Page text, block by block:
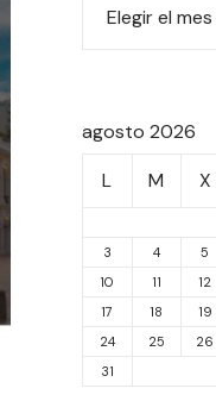
agosto 2026
L
M X
3
4 5
10
11 12
17
18 19
24
25 26
31